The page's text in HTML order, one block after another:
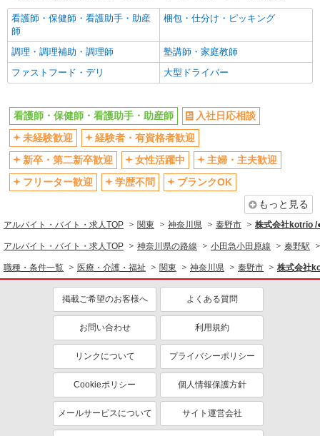
高収入・高額
ボーナス・賞与あり
昇給あり
フルタイム歓迎
禁煙・分煙
駅直結・駅チカ
車通勤OK
残業少なめ（月20h未満）
交通費支給
社会保険あり
産休・育休取得実績あり
退職金・財形貯蓄制度あり
各種手当（家族・役職・インセン
ティブなど）あり
制服貸与
研修制度あり
同じ職種から求人を探す
看護師・保健師・看護助手・助産師
同じ特徴から求人を探す
ミドル（40代～）活躍中
ボーナス・賞与あり
交通費支給
社会保険あり
産休・育休取得実績あり
看護師・保健師・看護助手・助産
師
梱包・仕分け・ピッキング
調理・調理補助・調理師
塾講師・家庭教師
ファストフード・デリ
大型ドライバー
看護師・保健師・看護助手・助産師
入社日応相談
未経験歓迎
経験者・有資格者歓迎
新卒・第二新卒歓迎
女性活躍中
主婦・主夫歓迎
フリーター歓迎
学歴不問
ブランクOK
もっと見る
アルバイト・バイト・求人TOP 関東 神奈川県 秦野市 株式会社kotrio /
アルバイト・バイト・求人TOP 神奈川県の路線 小田急小田原線 秦野駅
職種・条件一覧 医療・介護・福祉 関東 神奈川県 秦野市 株式会社
掲載ご希望のお客様へ よくある質問
お問い合わせ 利用規約
リンクについて プライバシーポリシー
Cookieポリシー 個人情報保護方針
メールサービスについて サイト運営会社